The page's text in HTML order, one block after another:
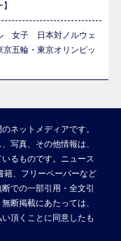
女子 日本対ノルウェ
五輪・東京オリンピッ
ネットメディアです。
写真、その他情報は、
るものです。ニュース
籍、フリーペーパーなど
での一部引用・全文引
断掲載にあたっては、
頂くことに同意したも